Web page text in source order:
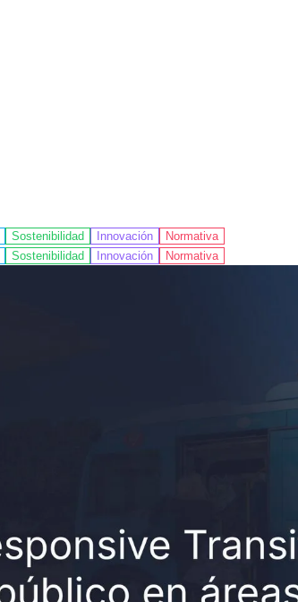
Sostenibilidad Innovación
Normativa
Sostenibilidad Innovación Normativa